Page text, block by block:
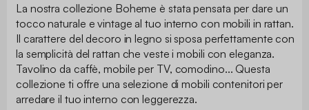
La nostra collezione Boheme è stata pensata per dare un
tocco naturale e vintage al tuo interno con mobili in rattan.
Il carattere del decoro in legno si sposa perfettamente con
la semplicità del rattan che veste i mobili con eleganza.
Tavolino da caffè, mobile per TV, comodino... Questa
collezione ti offre una selezione di mobili contenitori per
arredare il tuo interno con leggerezza.